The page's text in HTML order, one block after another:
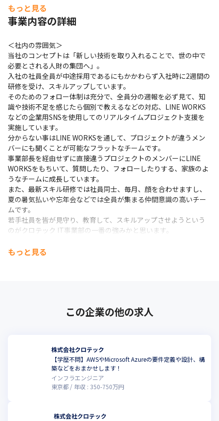
・ロジカルシンキング講座
クロテックでは、お客様との会話などのコミュニケーション能
力、仕事の進め方、考え方などにはロジカルシンキングを重視し
グ講座などを開催しています。
■キャリアパス
技術スペシャリストとして成長した後は、『PL』『PM』を目指す
マネージメントの実践的なスキルも指導しています。将来的に
は、技術だけを追求した『技術エキスパート』とマネージメント
のスペシャリストの『PL』『PM』と進む道を分けられます。
また、システムコンサルタントへの業務の配属もございます。
もっと見る
事業内容の詳細
＜社内の雰囲気＞
当社のコンセプトは「新しい技術を取り入れることで、世の中で
必要とされる人財の集団へ」。
入社の社員全員が中途採用であるにもかかわらず入社時に2週間の
研修を受け、スキルアップしています。
そのためのフォロー体制は充分で、全員分の週報を必ず見て、知
識や技術不足を感じたら個別で教えるなどの対応、LINE WORKS
などの企業用SNSを使用してのリアルタイムプロジェクト支援を
実施しています。
分からない事はLINE WORKSを通して、プロジェクトが違うメン
バーにも聞くことが可能なフラットなチームです。
事業部長を経由せずに直接違うプロジェクトのメンバーにLINE
WORKSをもちいて、質問したり、フォローしたりする、家族のよ
うなチームに成長しています。
また、最新スキル研修では社員同士、毎月、顔を合わせますし、
夏の暑気払いや忘年会などでは全員が集まる仲間意識の高いチー
ムです。
若手社員を皆が見守り、教育して、スキルアップさせようという
のがクロテック IT事業部の一番の強みかと思います。
＜応募者様へのメッセージ＞
多重下請けばかり…
ITエンジニア歴23年の事業部長が直々に研修。
IT業界の最先端スキルが磨ける他、高額な外部研修費をかけずに
請けとしてお仕事を受注頂いています。
この仕組みのおかげで、エンジニアに高水準の待遇を保証！
売り上げの70～95％をエンジニアにお支払いしています。
多重下請けを廃止する動きが出ている中、当社で必要とされるエ
もっと見る
この企業の他の求人
株式会社クロテック
【学歴不問】AWSやMicrosoft Azureの要件定義や設計、構
築などをおまかせします！
インフラエンジニア
東京都
年収 : 350-750万円
株式会社クロテック